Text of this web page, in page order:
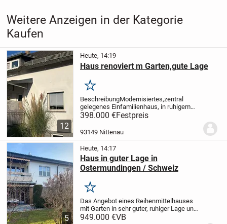
Weitere Anzeigen in der Kategorie
Kaufen
12
Heute, 14:19
Haus renoviert m Garten,gute Lage
Merken
BeschreibungModernisiertes,zentral
gelegenes Einfamilienhaus, in ruhigem
Wohngebiet, mit Garten ab sofort frei zu
Das 140 qm große Haus , über
2 Etagen mit 6 Zimmern ist ideal
für Familien...
398.000 €Festpreis
93149 Nittenau
5
Heute, 14:17
Haus in guter Lage in
Ostermundingen / Schweiz
Merken
Das Angebot eines Reihenmittelhauses
mit Garten in sehr guter, ruhiger Lage und
unverbaubarer Sicht in Ostermundingen
949.000 €VB